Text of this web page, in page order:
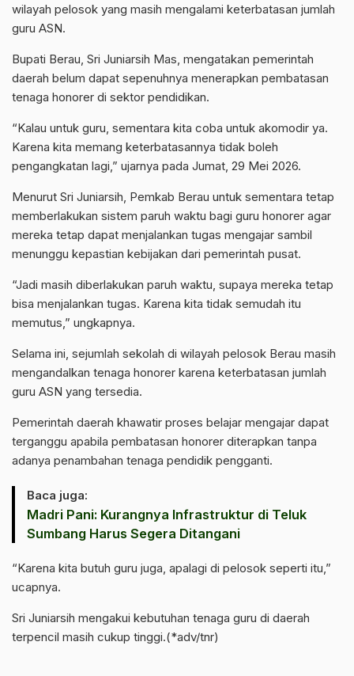
wilayah pelosok yang masih mengalami keterbatasan jumlah
guru ASN.
Bupati Berau, Sri Juniarsih Mas, mengatakan pemerintah
daerah belum dapat sepenuhnya menerapkan pembatasan
tenaga honorer di sektor pendidikan.
“Kalau untuk guru, sementara kita coba untuk akomodir ya.
Karena kita memang keterbatasannya tidak boleh
pengangkatan lagi,” ujarnya pada Jumat, 29 Mei 2026.
Menurut Sri Juniarsih, Pemkab Berau untuk sementara tetap
memberlakukan sistem paruh waktu bagi guru honorer agar
mereka tetap dapat menjalankan tugas mengajar sambil
menunggu kepastian kebijakan dari pemerintah pusat.
“Jadi masih diberlakukan paruh waktu, supaya mereka tetap
bisa menjalankan tugas. Karena kita tidak semudah itu
memutus,” ungkapnya.
Selama ini, sejumlah sekolah di wilayah pelosok Berau masih
mengandalkan tenaga honorer karena keterbatasan jumlah
guru ASN yang tersedia.
Pemerintah daerah khawatir proses belajar mengajar dapat
terganggu apabila pembatasan honorer diterapkan tanpa
adanya penambahan tenaga pendidik pengganti.
Baca juga:
Madri Pani: Kurangnya Infrastruktur di Teluk
Sumbang Harus Segera Ditangani
“Karena kita butuh guru juga, apalagi di pelosok seperti itu,”
ucapnya.
Sri Juniarsih mengakui kebutuhan tenaga guru di daerah
terpencil masih cukup tinggi.(*adv/tnr)